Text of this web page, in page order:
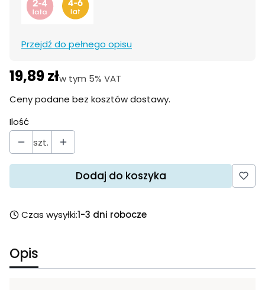
Przejdź do pełnego opisu
Cena
19,89 złw tym 5% VAT
w tym 5% VAT
Ceny podane bez kosztów dostawy.
Ilość
szt.
Dodaj do koszyka
Czas wysyłki:1-3 dni robocze
Opis